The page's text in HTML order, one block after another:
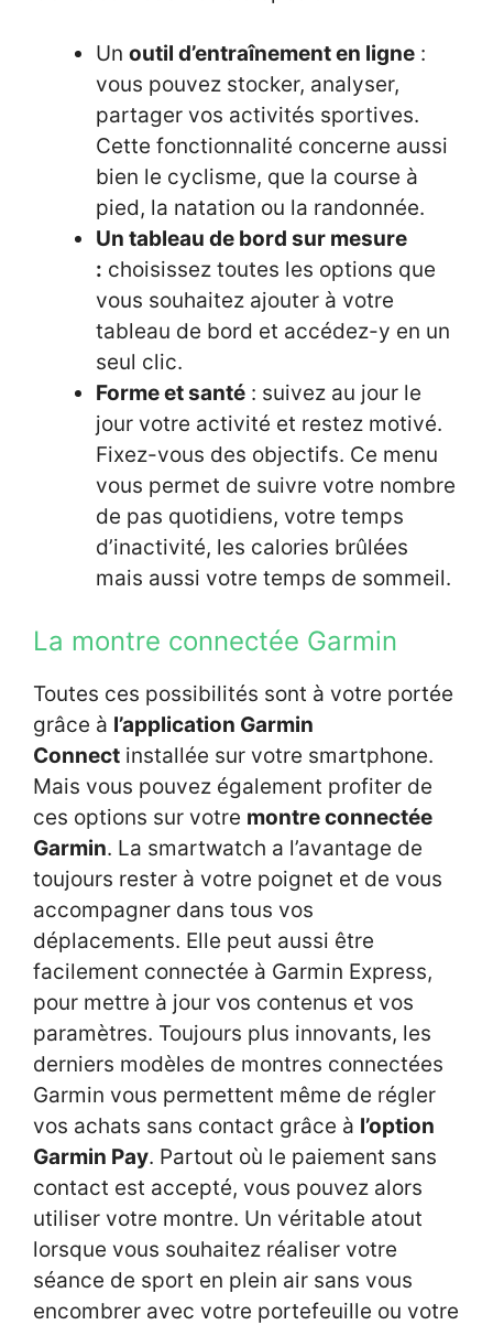
Un outil d’entraînement en ligne :
vous pouvez stocker, analyser,
partager vos activités sportives.
Cette fonctionnalité concerne aussi
bien le cyclisme, que la course à
pied, la natation ou la randonnée.
Un tableau de bord sur mesure
: choisissez toutes les options que
vous souhaitez ajouter à votre
tableau de bord et accédez-y en un
seul clic.
Forme et santé : suivez au jour le
jour votre activité et restez motivé.
Fixez-vous des objectifs. Ce menu
vous permet de suivre votre nombre
de pas quotidiens, votre temps
d’inactivité, les calories brûlées
mais aussi votre temps de sommeil.
La montre connectée Garmin
Toutes ces possibilités sont à votre portée
grâce à l’application Garmin
Connect installée sur votre smartphone.
Mais vous pouvez également profiter de
ces options sur votre montre connectée
Garmin. La smartwatch a l’avantage de
toujours rester à votre poignet et de vous
accompagner dans tous vos
déplacements. Elle peut aussi être
facilement connectée à Garmin Express,
pour mettre à jour vos contenus et vos
paramètres. Toujours plus innovants, les
derniers modèles de montres connectées
Garmin vous permettent même de régler
vos achats sans contact grâce à l’option
Garmin Pay. Partout où le paiement sans
contact est accepté, vous pouvez alors
utiliser votre montre. Un véritable atout
lorsque vous souhaitez réaliser votre
séance de sport en plein air sans vous
encombrer avec votre portefeuille ou votre